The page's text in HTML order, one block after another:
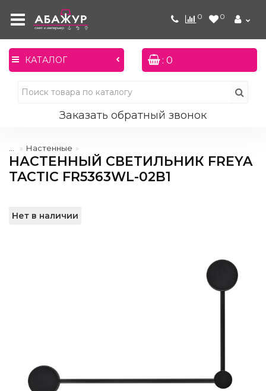
0 0
КАТАЛОГ : 0
Заказать обратный звонок
Настенные
НАСТЕННЫЙ СВЕТИЛЬНИК FREYA
TACTIC FR5363WL-02B1
Нет в наличии